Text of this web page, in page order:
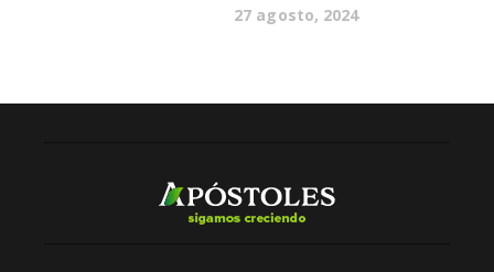
27 agosto, 2024